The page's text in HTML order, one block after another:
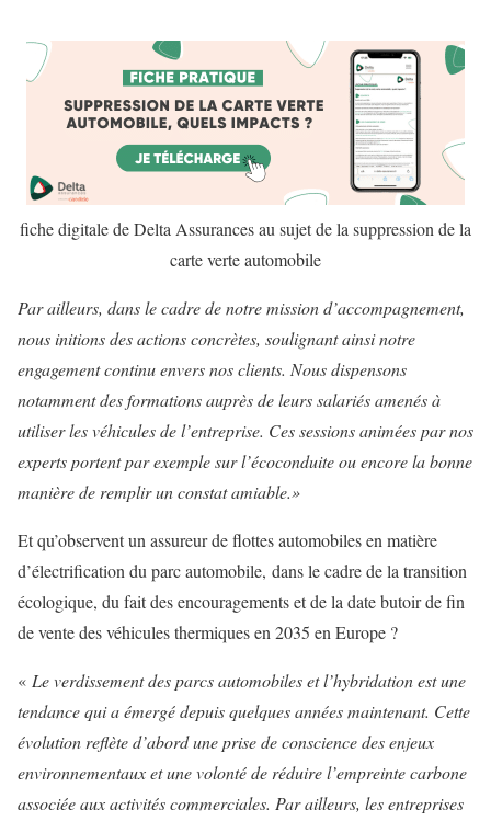
fiche digitale de Delta Assurances au sujet de la suppression de la
carte verte automobile
Par ailleurs, dans le cadre de notre mission d’accompagnement,
nous initions des actions concrètes, soulignant ainsi notre
engagement continu envers nos clients. Nous dispensons
notamment des formations auprès de leurs salariés amenés à
utiliser les véhicules de l’entreprise. Ces sessions animées par nos
experts portent par exemple sur l’écoconduite ou encore la bonne
manière de remplir un constat amiable.»
Et qu’observent un assureur de flottes automobiles en matière
d’électrification du parc automobile, dans le cadre de la transition
écologique, du fait des encouragements et de la date butoir de fin
de vente des véhicules thermiques en 2035 en Europe ?
« Le verdissement des parcs automobiles et l’hybridation est une
tendance qui a émergé depuis quelques années maintenant. Cette
évolution reflète d’abord une prise de conscience des enjeux
environnementaux et une volonté de réduire l’empreinte carbone
associée aux activités commerciales. Par ailleurs, les entreprises